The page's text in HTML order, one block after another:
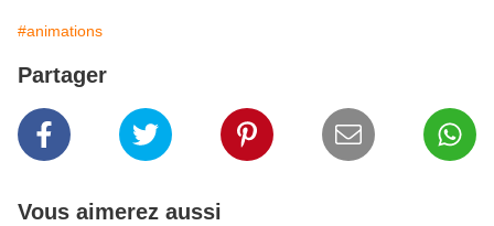
#animations
Partager
Vous aimerez aussi